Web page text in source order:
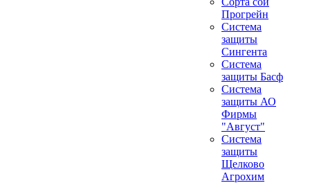
Прогрейн
Система
защиты
Сингента
Система
защиты Басф
Система
защиты АО
Фирмы
"Август"
Система
защиты
Щелково
Агрохим